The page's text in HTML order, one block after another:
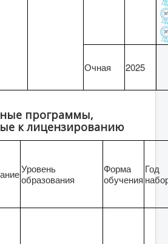
Очная 2025
программы,
к лицензированию
Уровень
образования
Форма
обучения
Год